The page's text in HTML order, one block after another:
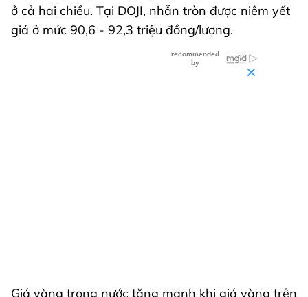
ở cả hai chiều. Tại DOJI, nhẫn tròn được niêm yết
giá ở mức 90,6 - 92,3 triệu đồng/lượng.
Giá vàng trong nước tăng mạnh khi giá vàng trên